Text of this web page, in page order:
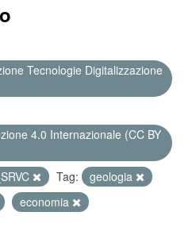
Tecnologie Digitalizzazione
4.0 Internazionale (CC BY
Tag:
geologia
economia